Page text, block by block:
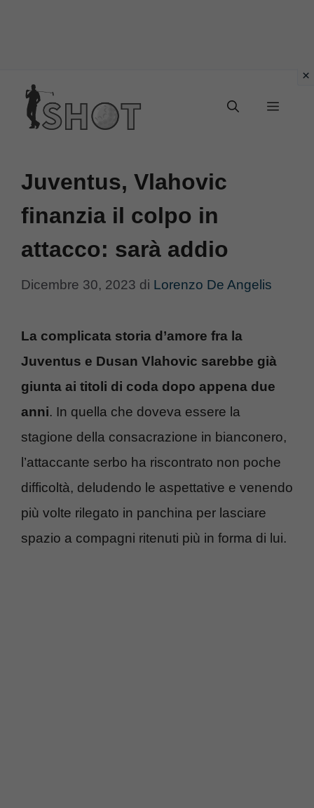
contenuto
Menu
Juventus, Vlahovic
finanzia il colpo in
attacco: sarà addio
Dicembre 30, 2023 di Lorenzo De Angelis
La complicata storia d’amore fra la
Juventus e Dusan Vlahovic sarebbe già
giunta ai titoli di coda dopo appena due
anni. In quella che doveva essere la
stagione della consacrazione in bianconero,
l’attaccante serbo ha riscontrato non poche
difficoltà, deludendo le aspettative e venendo
più volte rilegato in panchina per lasciare
spazio a compagni ritenuti più in forma di lui.